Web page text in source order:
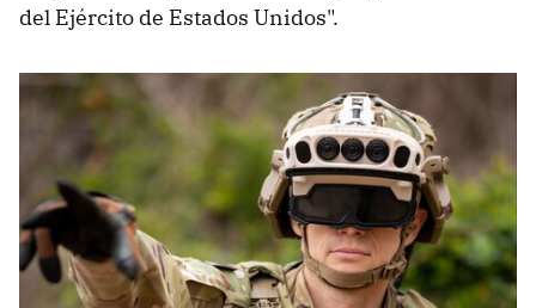
del Ejército de Estados Unidos".